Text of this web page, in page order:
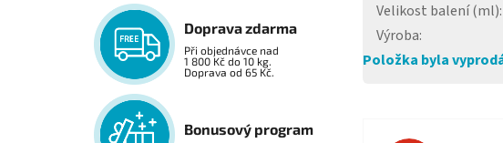
Doprava zdarma
Při objednávce nad
1 800 Kč do 10 kg.
Doprava od 65 Kč.
Bonusový program
Velikost balení (ml):
Výroba:
Položka byla